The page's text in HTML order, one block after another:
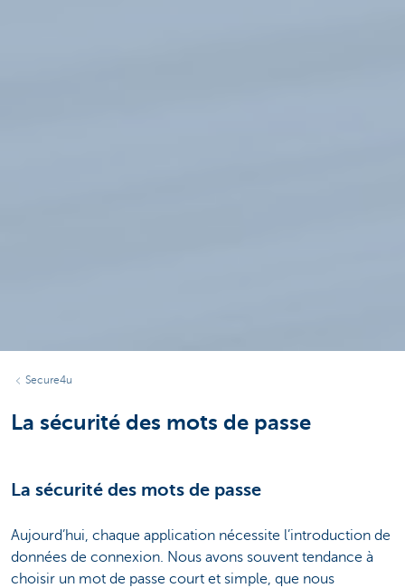
Secure4u
La sécurité des mots de passe
La sécurité des mots de passe
Aujourd’hui, chaque application nécessite l’introduction de
données de connexion. Nous avons souvent tendance à
choisir un mot de passe court et simple, que nous